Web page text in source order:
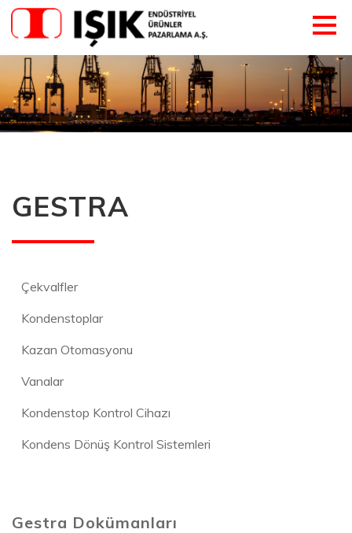
GESTRA
Çekvalfler
Kondenstoplar
Kazan Otomasyonu
Vanalar
Kondenstop Kontrol Cihazı
Kondens Dönüş Kontrol Sistemleri
Gestra Dokümanları